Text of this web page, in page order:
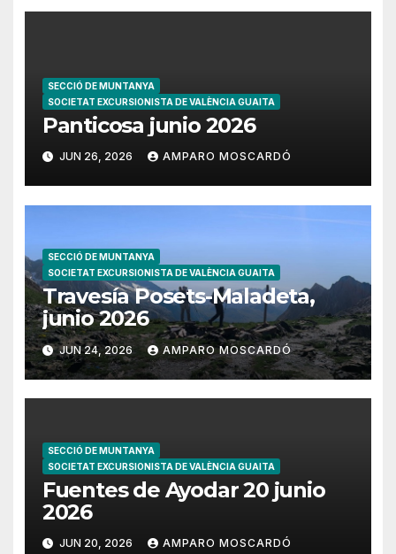
SECCIÓ DE MUNTANYA
SOCIETAT EXCURSIONISTA DE VALÈNCIA GUAITA
Panticosa junio 2026
JUN 26, 2026 AMPARO MOSCARDÓ
SECCIÓ DE MUNTANYA
SOCIETAT EXCURSIONISTA DE VALÈNCIA GUAITA
Travesía Posets-Maladeta,
junio 2026
JUN 24, 2026 AMPARO MOSCARDÓ
SECCIÓ DE MUNTANYA
SOCIETAT EXCURSIONISTA DE VALÈNCIA GUAITA
Fuentes de Ayodar 20 junio
2026
JUN 20, 2026 AMPARO MOSCARDÓ